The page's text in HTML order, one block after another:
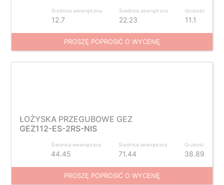
Średnica wewnętrzna
12.7
Średnica zewnętrzna
22.23
Grubość
11.1
PROSZĘ POPROSIĆ O WYCENĘ
ŁOŻYSKA PRZEGUBOWE GEZ
GEZ112-ES-2RS-NIS
Średnica wewnętrzna
44.45
Średnica zewnętrzna
71.44
Grubość
38.89
PROSZĘ POPROSIĆ O WYCENĘ